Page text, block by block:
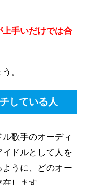
上手いだけでは合
。
している人
歌手のオーディ
ドルとして人を
うに、どのオー
します。